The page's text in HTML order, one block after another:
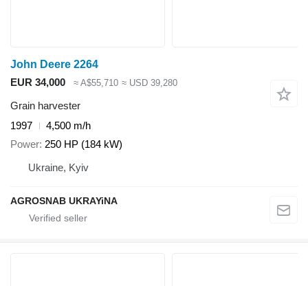
John Deere 2264
EUR 34,000
≈ A$55,710 ≈ USD 39,280
Grain harvester
1997
4,500 m/h
Power 250 HP (184 kW)
Ukraine, Kyiv
AGROSNAB UKRAYiNA